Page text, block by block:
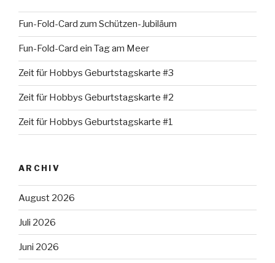
Fun-Fold-Card zum Schützen-Jubiläum
Fun-Fold-Card ein Tag am Meer
Zeit für Hobbys Geburtstagskarte #3
Zeit für Hobbys Geburtstagskarte #2
Zeit für Hobbys Geburtstagskarte #1
ARCHIV
August 2026
Juli 2026
Juni 2026